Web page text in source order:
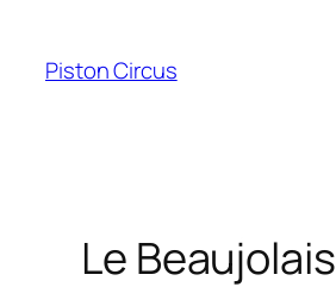
contenu
Piston Circus
Le Beaujolais